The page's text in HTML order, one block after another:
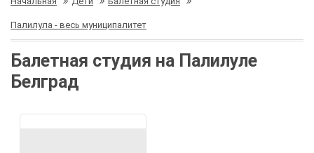
Палилула - весь муниципалитет
Балетная студия на Палилуле
Белград